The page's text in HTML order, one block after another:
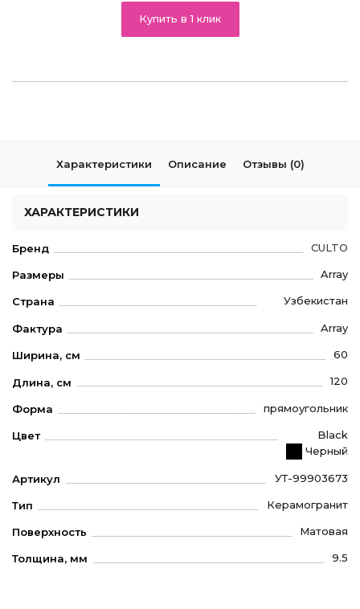
Купить в 1 клик
Характеристики Описание Отзывы (0)
ХАРАКТЕРИСТИКИ
Бренд CULTO
Размеры Array
Страна Узбекистан
Фактура Array
Ширина, см 60
Длина, см 120
Форма прямоугольник
Цвет
Black
Черный
Артикул УТ-99903673
Тип Керамогранит
Поверхность Матовая
Толщина, мм 9.5